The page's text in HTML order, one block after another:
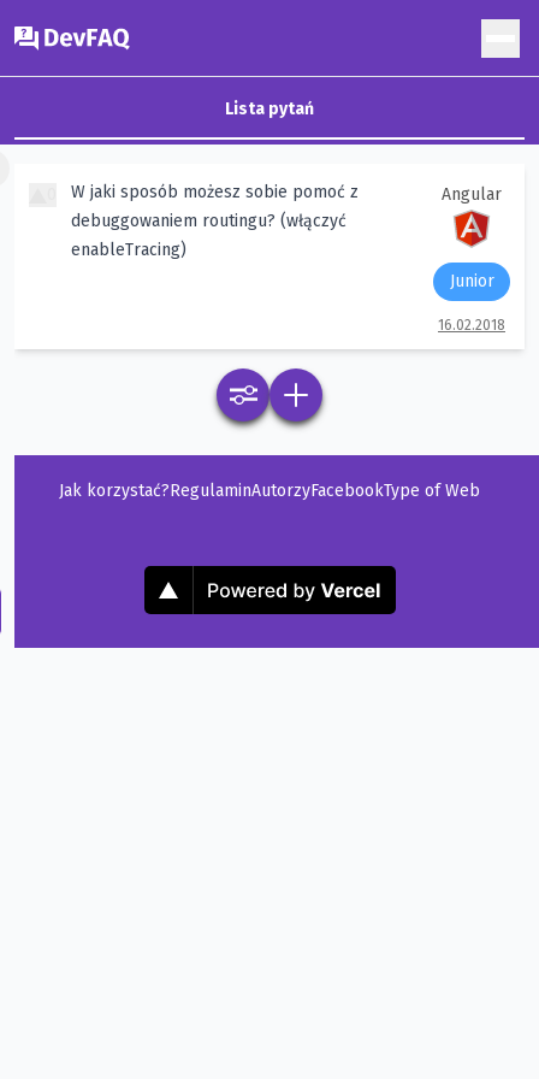
DevFAQ
Lista pytań
W jaki sposób możesz sobie pomoć z
debuggowaniem routingu? (włączyć
enableTracing)
Angular
Junior
16.02.2018
Jak korzystać?RegulaminAutorzyFacebookType of Web